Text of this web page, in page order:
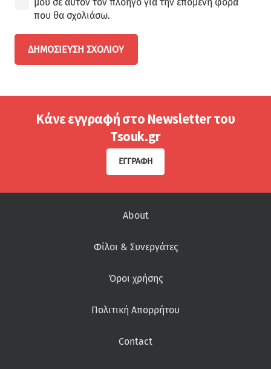
που θα σχολιάσω.
ΔΗΜΟΣΊΕΥΣΗ ΣΧΟΛΊΟΥ
Κάνε εγγραφή στο Newsletter του
Tsouk.gr
ΕΓΓΡΑΦΉ
About
Φίλοι & Συνεργάτες
Όροι χρήσης
Πολιτική Απορρήτου
Contact